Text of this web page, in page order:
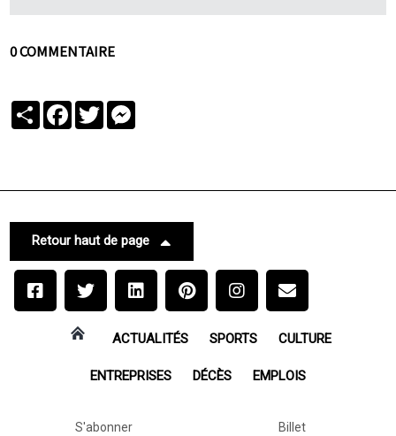
0 COMMENTAIRE
PartagerFacebook
Twitter
Retour haut de page
ACTUALITÉS SPORTS CULTURE
ENTREPRISES DÉCÈS EMPLOIS
S'abonner
Billet